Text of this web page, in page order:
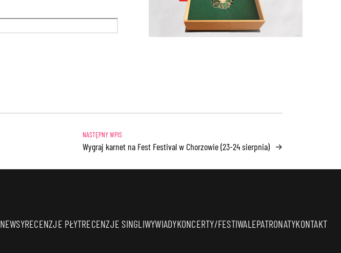
Wygraj karnet na Fest Festival w Chorzowie (23-24 sierpnia) →
NEWSYRECENZJE PŁYTRECENZJE SINGLIWYWIADYKONCERTY/FESTIWALEPATRONATYKONTAKT